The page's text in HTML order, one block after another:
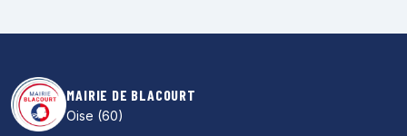
MAIRIE DE BLACOURT
Oise (60)